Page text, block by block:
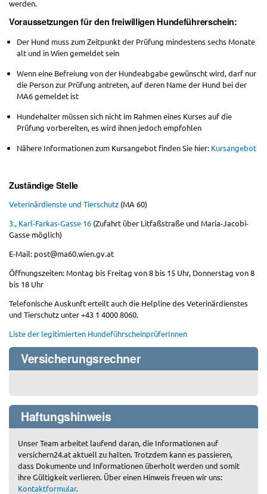
werden.
Voraussetzungen für den freiwilligen Hundeführerschein:
Der Hund muss zum Zeitpunkt der Prüfung mindestens sechs Monate
alt und in Wien gemeldet sein
Wenn eine Befreiung von der Hundeabgabe gewünscht wird, darf nur
die Person zur Prüfung antreten, auf deren Name der Hund bei der
MA6 gemeldet ist
Hundehalter müssen sich nicht im Rahmen eines Kurses auf die
Prüfung vorbereiten, es wird ihnen jedoch empfohlen
Nähere Informationen zum Kursangebot finden Sie hier: Kursangebot
Zuständige Stelle
Veterinärdienste und Tierschutz (MA 60)
3., Karl-Farkas-Gasse 16 (Zufahrt über Litfaßstraße und Maria-Jacobi-
Gasse möglich)
E-Mail: post@ma60.wien.gv.at
Öffnungszeiten: Montag bis Freitag von 8 bis 15 Uhr, Donnerstag von 8
bis 18 Uhr
Telefonische Auskunft erteilt auch die Helpline des Veterinärdienstes
und Tierschutz unter +43 1 4000 8060.
Liste der legitimierten HundeführscheinprüferInnen
Versicherungsrechner
Haftungshinweis
Unser Team arbeitet laufend daran, die Informationen auf
versichern24.at aktuell zu halten. Trotzdem kann es passieren,
dass Dokumente und Informationen überholt werden und somit
ihre Gültigkeit verlieren. Über einen Hinweis freuen wir uns:
Kontaktformular.